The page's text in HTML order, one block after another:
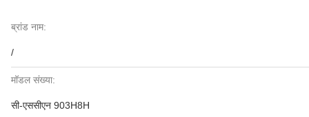
ब्रांड नाम:
/
मॉडल संख्या:
सी-एससीएन 903H8H